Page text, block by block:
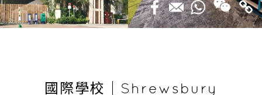
國際學校｜Shrewsbury